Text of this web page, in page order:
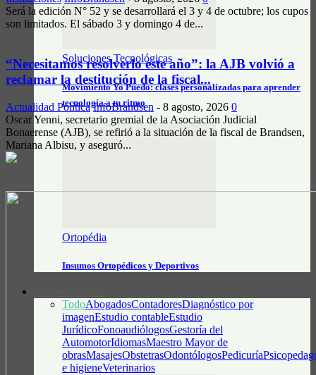
Soluciones Tecnológicas
Movimiento Yo Puedo: clases personalizadas para aprender
tecnología a tu ritmo
Ortopédia
Insumos Ortopédicos y Deportivos
TodoAbogadosContadoresDiagnóstico por
imagenEstudio contableEstudio
JurídicoFonoaudiólogosGestoría del
AutomotorIdiomasMaestro Mayor de
obrasMasajesObstetrasOdontólogosPedicuría
e higieneVeterinarios
Será la edición N° 52 y se desarrollará el 3 y 4 de octubre; los cupos
son limitados. El sábado 3 y domingo 4 de...
“Necesitamos resolverlo este año”: la AJB volvió a
reclamar la destitución de la fiscal...
Actualidad Política InfoBrandsen - 8 agosto, 2026 0
Oscar Yenni, secretario gremial de la Asociación Judicial
Bonaerense (AJB), se refirió a la situación de la fiscal de Brandsen,
Mariana Albisu, y aseguró...